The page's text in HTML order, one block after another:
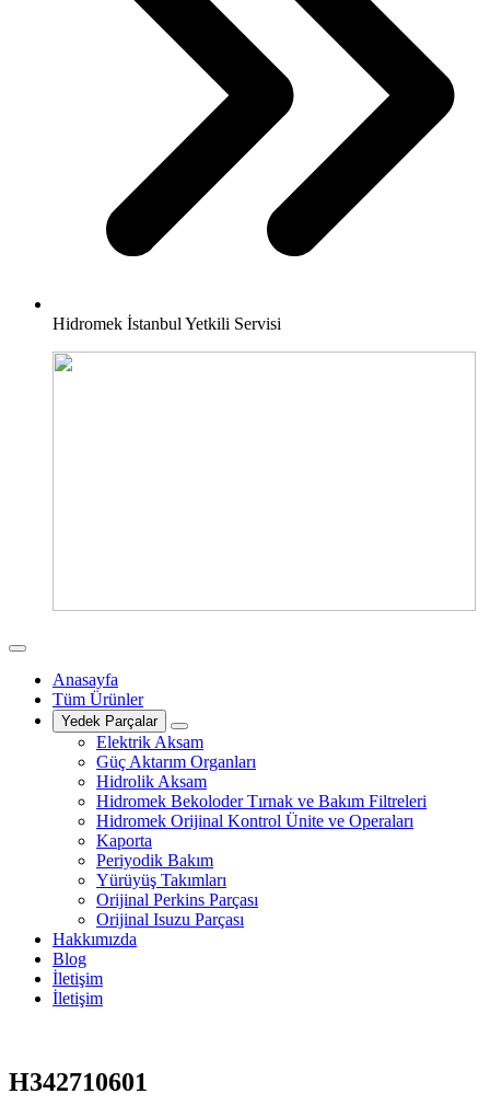
Hidromek İstanbul Yetkili Servisi
Anasayfa
Tüm Ürünler
Yedek Parçalar
Elektrik Aksam
Güç Aktarım Organları
Hidrolik Aksam
Hidromek Bekoloder Tırnak ve Bakım Filtreleri
Hidromek Orijinal Kontrol Ünite ve Operaları
Kaporta
Periyodik Bakım
Yürüyüş Takımları
Orijinal Perkins Parçası
Orijinal Isuzu Parçası
Hakkımızda
Blog
İletişim
İletişim
H342710601